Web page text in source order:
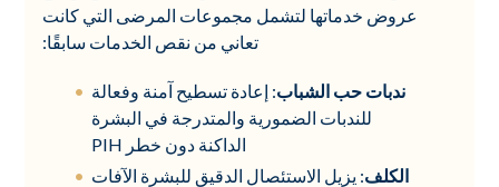
عروض خدماتها لتشمل مجموعات المرضى التي كانت
تعاني من نقص الخدمات سابقًا:
ندبات حب الشباب: إعادة تسطيح آمنة وفعالة
للندبات الضمورية والمتدرجة في البشرة
الداكنة دون خطر PIH
الكلف: يزيل الاستئصال الدقيق للبشرة الآفات